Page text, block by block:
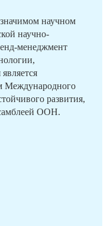
научном
научно-
менеджмент
Международного
развития,
ООН.